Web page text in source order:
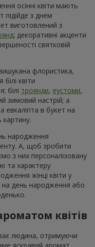
осінні квіти мають
підійде з днем
виготовлений з
; декоративні акценти
святковій
флористика,
квіти
білі троянди, еустоми,
зимовий настрій; а
евкаліпта в букет на
народження
А, щоб зробити
з них персоналізовану
та характеру
жінці квіти у
на день народження або
квітів
людина, отримуючи